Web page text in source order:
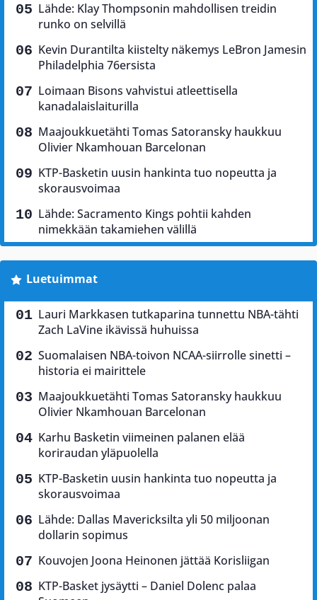
Lähde: Klay Thompsonin mahdollisen treidin
runko on selvillä
Kevin Durantilta kiistelty näkemys LeBron Jamesin
Philadelphia 76ersista
Loimaan Bisons vahvistui atleettisella
kanadalaislaiturilla
Maajoukkuetähti Tomas Satoransky haukkuu
Olivier Nkamhouan Barcelonan
KTP-Basketin uusin hankinta tuo nopeutta ja
skorausvoimaa
Lähde: Sacramento Kings pohtii kahden
nimekkään takamiehen välillä
Luetuimmat
Lauri Markkasen tutkaparina tunnettu NBA-tähti
Zach LaVine ikävissä huhuissa
Suomalaisen NBA-toivon NCAA-siirrolle sinetti –
historia ei mairittele
Maajoukkuetähti Tomas Satoransky haukkuu
Olivier Nkamhouan Barcelonan
Karhu Basketin viimeinen palanen elää
koriraudan yläpuolella
KTP-Basketin uusin hankinta tuo nopeutta ja
skorausvoimaa
Lähde: Dallas Mavericksilta yli 50 miljoonan
dollarin sopimus
Kouvojen Joona Heinonen jättää Korisliigan
KTP-Basket jysäytti – Daniel Dolenc palaa